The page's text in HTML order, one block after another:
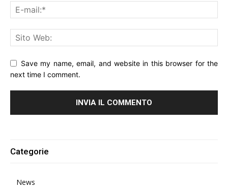
Save my name, email, and website in this browser for the
next time I comment.
Categorie
News